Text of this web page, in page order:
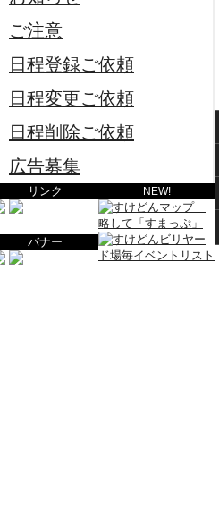
ご注意
日程登録ご依頼
日程変更ご依頼
日程削除ご依頼
広告募集
リンク
バナー
NEW!